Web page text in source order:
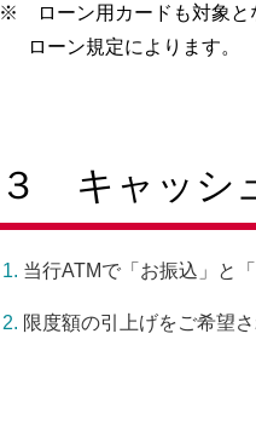
※ ローン用カードも対象と
ローン規定によります。
３ キャッシ
当行ATMで「お振込」と
限度額の引上げをご希望